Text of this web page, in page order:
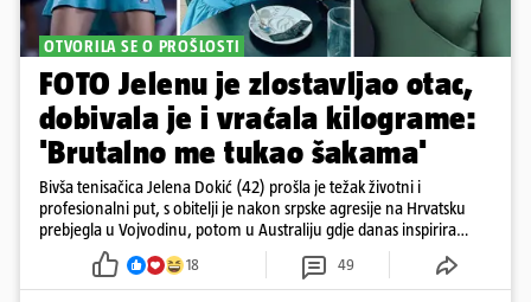
OTVORILA SE O PROŠLOSTI
FOTO Jelenu je zlostavljao otac,
dobivala je i vraćala kilograme:
'Brutalno me tukao šakama'
Bivša tenisačica Jelena Dokić (42) prošla je težak životni i
profesionalni put, s obitelji je nakon srpske agresije na Hrvatsku
prebjegla u Vojvodinu, potom u Australiju gdje danas inspirira
18 49